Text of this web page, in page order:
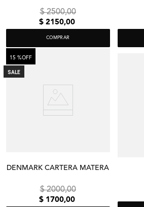
$ 2500,00
$ 2150,00
COMPRAR
DENMARK CARTERA MATERA
SALE
15 %OFF
$ 2000,00
$ 1700,00